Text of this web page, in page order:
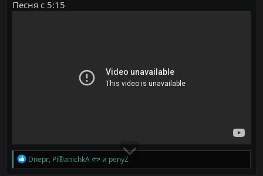
Песня с 5:15
Р
е
Dnepr, Pi®anichkA 🐟 и penyZ